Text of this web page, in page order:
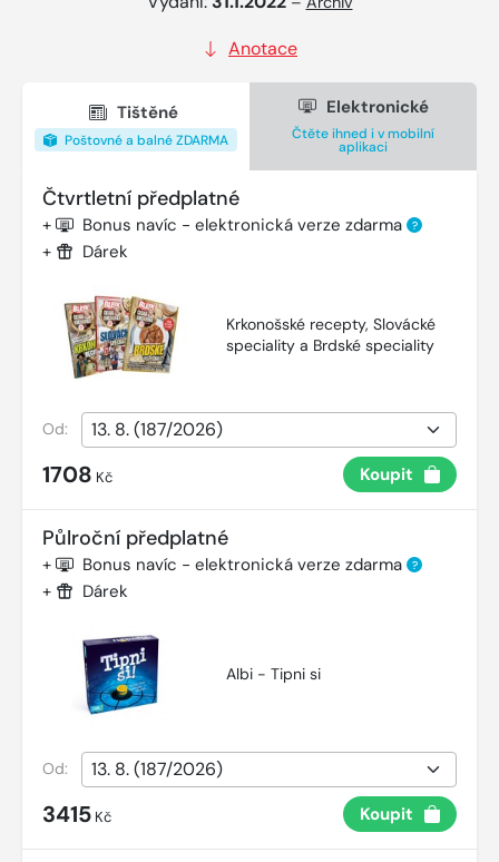
Anotace
Tištěné
Poštovné a balné ZDARMA
Elektronické
Čtěte ihned i v mobilní
aplikaci
Čtvrtletní předplatné
+ Bonus navíc - elektronická verze zdarma ?
+ Dárek
Krkonošské recepty, Slovácké
speciality a Brdské speciality
Od:
1708 Kč Koupit
Půlroční předplatné
+ Bonus navíc - elektronická verze zdarma ?
+ Dárek
Albi - Tipni si
Od:
3415 Kč Koupit